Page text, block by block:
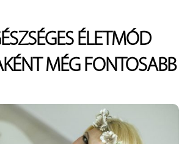
ÉLETMÓD
MÉG FONTOSABB